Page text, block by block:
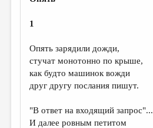
ИЗБРАННОЕ
ДАЙДЖЕСТ
ПЕРЕВОДЫ
1
Опять зарядили дожди,
стучат монотонно по крыше,
как будто машинок вожди
друг другу послания пишут.
"В ответ на входящий запрос"...
И далее ровным петитом